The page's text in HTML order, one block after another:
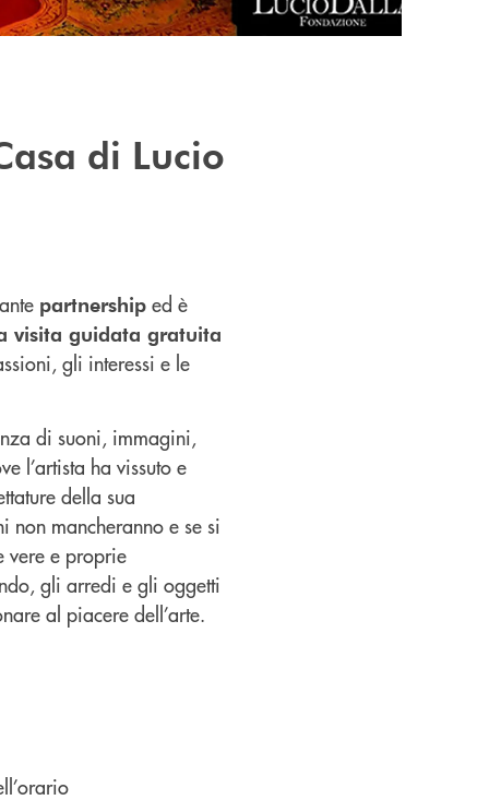
di Lucio
partnership ed è
visita guidata gratuita
gli interessi e le
di suoni, immagini,
l’artista ha vissuto e
della sua
non mancheranno e se si
vere e proprie
gli arredi e gli oggetti
al piacere dell’arte.